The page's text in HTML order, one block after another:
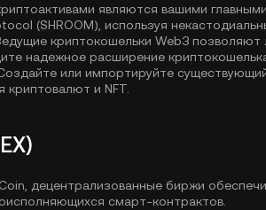
являются вашими главными
(SHROOM), используя
криптокошельки Web3 позволяют
надежное расширение
или импортируйте
криптовалют и NFT.
децентрализованные биржи
смарт-контрактов.